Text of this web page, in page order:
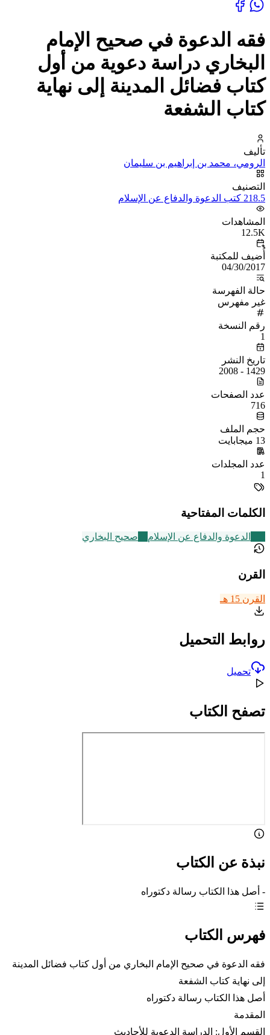
فقه الدعوة في صحيح الإمام
البخاري دراسة دعوية من أول
كتاب فضائل المدينة إلى نهاية
كتاب الشفعة
تأليف
الرومي، محمد بن إبراهيم بن سليمان
التصنيف
218.5 كتب الدعوة والدفاع عن الإسلام
المشاهدات
12.5K
أُضيف للمكتبة
04/30/2017
حالة الفهرسة
غير مفهرس
رقم النسخة
1
تاريخ النشر
1429 - 2008
عدد الصفحات
716
حجم الملف
13 ميجابايت
عدد المجلدات
1
الكلمات المفتاحية
الدعوة والدفاع عن الإسلام صحيح البخاري
القرن
القرن 15 هـ
روابط التحميل
تحميل
تصفح الكتاب
نبذة عن الكتاب
- أصل هذا الكتاب رسالة دكتوراه
فهرس الكتاب
فقه الدعوة في صحيح الإمام البخاري من أول كتاب فضائل المدينة
إلى نهاية كتاب الشفعة
أصل هذا الكتاب رسالة دكتوراه
المقدمة
القسم الأول: الدراسة الدعوية للأحاديث